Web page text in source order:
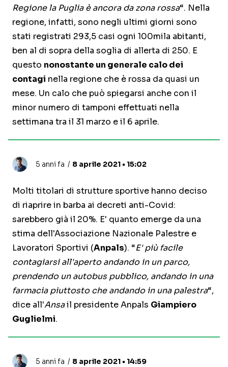
Regione la Puglia è ancora da zona rossa“. Nella
regione, infatti, sono negli ultimi giorni sono
stati registrati 293,5 casi ogni 100mila abitanti,
ben al di sopra della soglia di allerta di 250. E
questo nonostante un generale calo dei
contagi nella regione che è rossa da quasi un
mese. Un calo che può spiegarsi anche con il
minor numero di tamponi effettuati nella
settimana tra il 31 marzo e il 6 aprile.
5 anni fa 8 aprile 2021 • 15:02
Molti titolari di strutture sportive hanno deciso
di riaprire in barba ai decreti anti-Covid:
sarebbero già il 20%. E' quanto emerge da una
stima dell'Associazione Nazionale Palestre e
Lavoratori Sportivi (Anpals). “E' più facile
contagiarsi all'aperto andando in un parco,
prendendo un autobus pubblico, andando in una
farmacia piuttosto che andando in una palestra“,
dice all'Ansail presidente Anpals Giampiero
Guglielmi.
5 anni fa 8 aprile 2021 • 14:59